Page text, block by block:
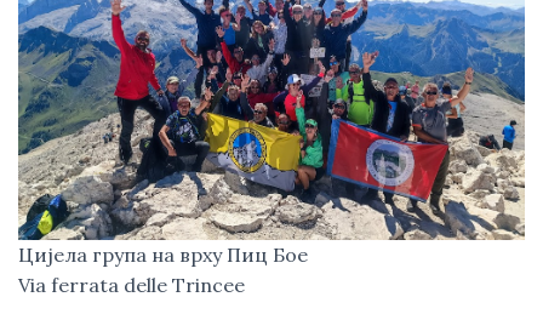
Цијела група на врху Пиц Бое
Via ferrata delle Trincee